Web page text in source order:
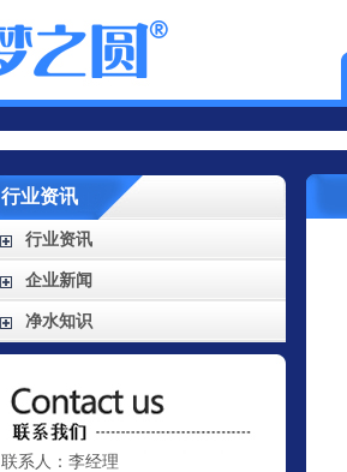
行业资讯
行业资讯
企业新闻
净水知识
联系人：李经理